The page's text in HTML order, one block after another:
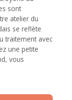
sont
atelier du
se reflète
traitement avec
une petite
vous